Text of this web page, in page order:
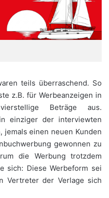
teils überraschend. So
z.B. für Werbeanzeigen in
Beträge aus.
einziger der interviewten
jemals einen neuen Kunden
gewonnen zu
die Werbung trotzdem
sich: Diese Werbeform sei
Vertreter der Verlage sich